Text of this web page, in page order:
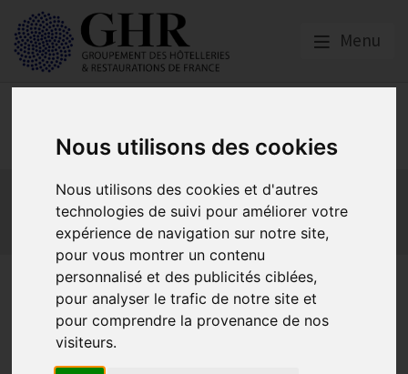
Nous utilisons des cookies
Nous utilisons des cookies et d'autres
technologies de suivi pour améliorer votre
expérience de navigation sur notre site,
pour vous montrer un contenu
personnalisé et des publicités ciblées,
pour analyser le trafic de notre site et
pour comprendre la provenance de nos
visiteurs.
Menu
Actualités
Les obligations liées à l’embauche
Les obligations liées à l’exécution du contrat de travail
Les obligations liées à l’extinction du contrat
La délivrance du bulletin de
salaire ne constitue pas une
présomption de paiement